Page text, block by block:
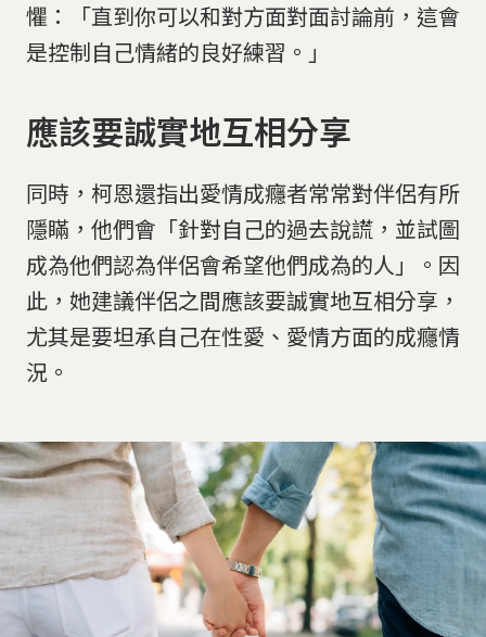
懼：「直到你可以和對方面對面討論前，這會
是控制自己情緒的良好練習。」
應該要誠實地互相分享
同時，柯恩還指出愛情成癮者常常對伴侶有所
隱瞞，他們會「針對自己的過去說謊，並試圖
成為他們認為伴侶會希望他們成為的人」。因
此，她建議伴侶之間應該要誠實地互相分享，
尤其是要坦承自己在性愛、愛情方面的成癮情
況。